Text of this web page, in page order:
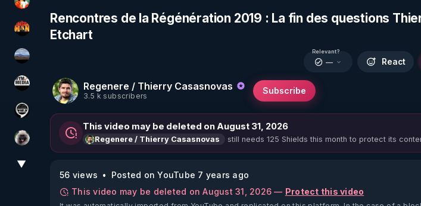
L'autre son de cloche
OHM ÉGA MAN
michel lanceur alerte
HYM.MEDIA
Notre Réalité Est Falsifiée Et Fausse
Priscane
▼
Rencontres de la Régénération 2019 : La fin des questions
Etchart
Regenere / Thierry Casasnovas
3.5 k subscribers
Subscribe
Relevant?
— React
This video may be deleted on August 31, 2026
Regenere / Thierry Casasnovas still needs 125 Shields this month to protect its
56 views
Posted on YouTube 7 years ago
This video may be deleted on August 31, 2026 — Protect this video